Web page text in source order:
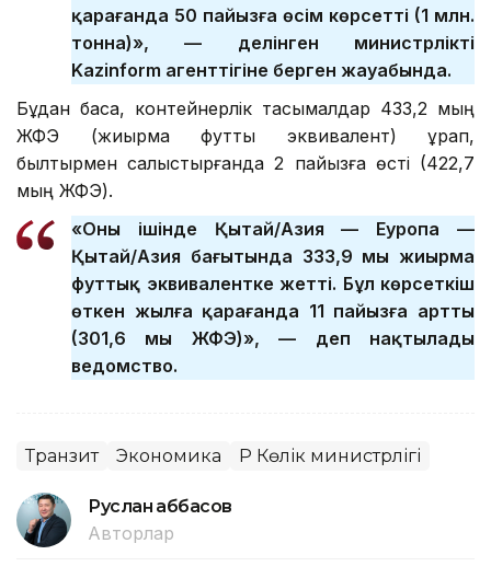
қарағанда 50 пайызға өсім көрсетті (1 млн.
тонна)», — делінген министрліктің
Kazinform агенттігіне берген жауабында.
Бұдан басқа, контейнерлік тасымалдар 433,2 мың
ЖФЭ (жиырма футтық эквивалент) құрап,
былтырмен салыстырғанда 2 пайызға өсті (422,7
мың ЖФЭ).
«Оның ішінде Қытай/Азия — Еуропа —
Қытай/Азия бағытында 333,9 мың жиырма
футтық эквивалентке жетті. Бұл көрсеткіш
өткен жылға қарағанда 11 пайызға артты
(301,6 мың ЖФЭ)», — деп нақтылады
ведомство.
Транзит Экономика ҚР Көлік министрлігі
Руслан Ғаббасов
Авторлар